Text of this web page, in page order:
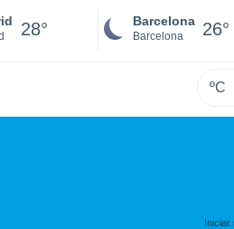
28° Barcelona
Barcelona 26°
ºC
Iniciar